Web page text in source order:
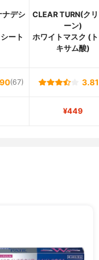
ナデシ
ート
CLEAR TURN(ク
ーン)
ホワイトマスク (
キサム酸)
(67) 3.81
¥449